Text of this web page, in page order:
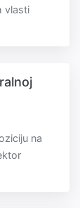
vlasti
na